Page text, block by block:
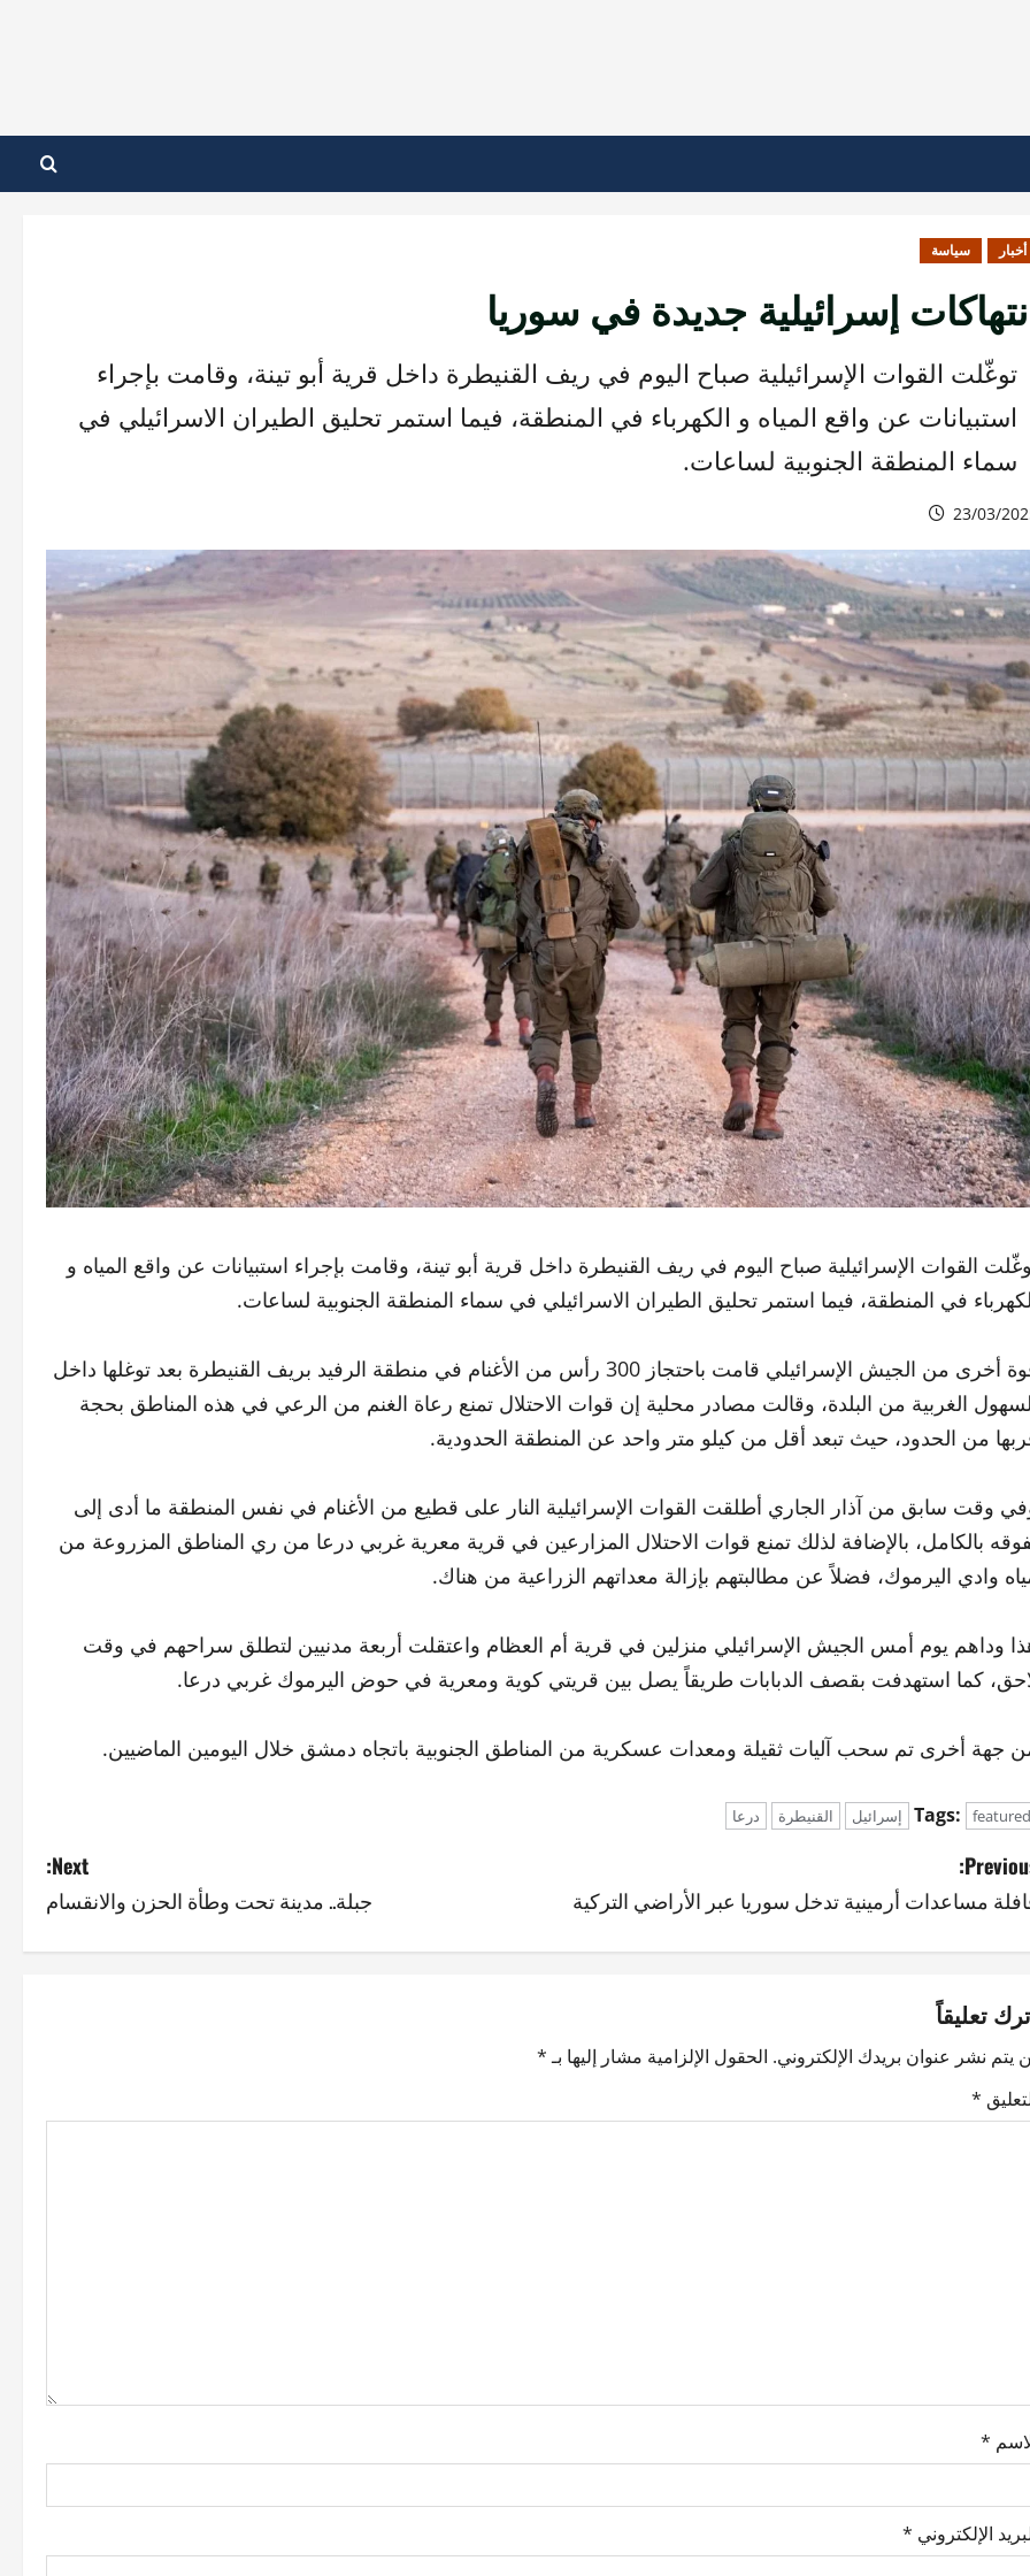
أخبار سياسة
إسرائيلية جديدة في سوريا
توغّلت القوات الإسرائيلية صباح اليوم في ريف القنيطرة داخل قرية أبو تينة، وقامت بإجراء
استبيانات عن واقع المياه و الكهرباء في المنطقة، فيما استمر تحليق الطيران الاسرائيلي في
سماء المنطقة الجنوبية لساعات.
23/03/
القوات الإسرائيلية صباح اليوم في ريف القنيطرة داخل قرية أبو تينة، وقامت بإجراء استبيانات عن واقع المياه و
في المنطقة، فيما استمر تحليق الطيران الاسرائيلي في سماء المنطقة الجنوبية لساعات.
قوة أخرى من الجيش الإسرائيلي قامت باحتجاز 300 رأس من الأغنام في منطقة الرفيد بريف القنيطرة بعد توغلها داخل
الغربية من البلدة، وقالت مصادر محلية إن قوات الاحتلال تمنع رعاة الغنم من الرعي في هذه المناطق بحجة
من الحدود، حيث تبعد أقل من كيلو متر واحد عن المنطقة الحدودية.
وقت سابق من آذار الجاري أطلقت القوات الإسرائيلية النار على قطيع من الأغنام في نفس المنطقة ما أدى إلى
بالكامل، بالإضافة لذلك تمنع قوات الاحتلال المزارعين في قرية معرية غربي درعا من ري المناطق المزروعة من
وادي اليرموك، فضلاً عن مطالبتهم بإزالة معداتهم الزراعية من هناك.
وداهم يوم أمس الجيش الإسرائيلي منزلين في قرية أم العظام واعتقلت أربعة مدنيين لتطلق سراحهم في وقت
كما استهدفت بقصف الدبابات طريقاً يصل بين قريتي كوية ومعرية في حوض اليرموك غربي درعا.
جهة أخرى تم سحب آليات ثقيلة ومعدات عسكرية من المناطق الجنوبية باتجاه دمشق خلال اليومين الماضيين.
Tags: featured إسرائيل القنيطرة درعا
مساعدات أرمينية تدخل سوريا عبر الأراضي التركية
Next:
جبلة.. مدينة تحت وطأة الحزن والانقسام
تعليقاً
يتم نشر عنوان بريدك الإلكتروني. الحقول الإلزامية مشار إليها بـ*
*
*
الإلكتروني *